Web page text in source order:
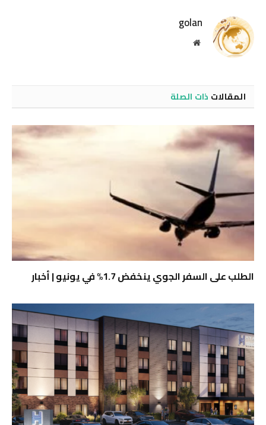
golan
موقع
المقالات ذات الصلة
الطلب على السفر الجوي ينخفض ​​1.7% في يونيو | أخبار